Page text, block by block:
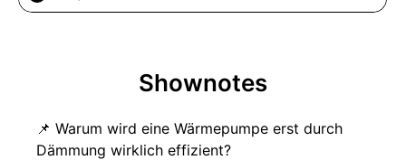
Shownotes
📌 Warum wird eine Wärmepumpe erst durch
Dämmung wirklich effizient?